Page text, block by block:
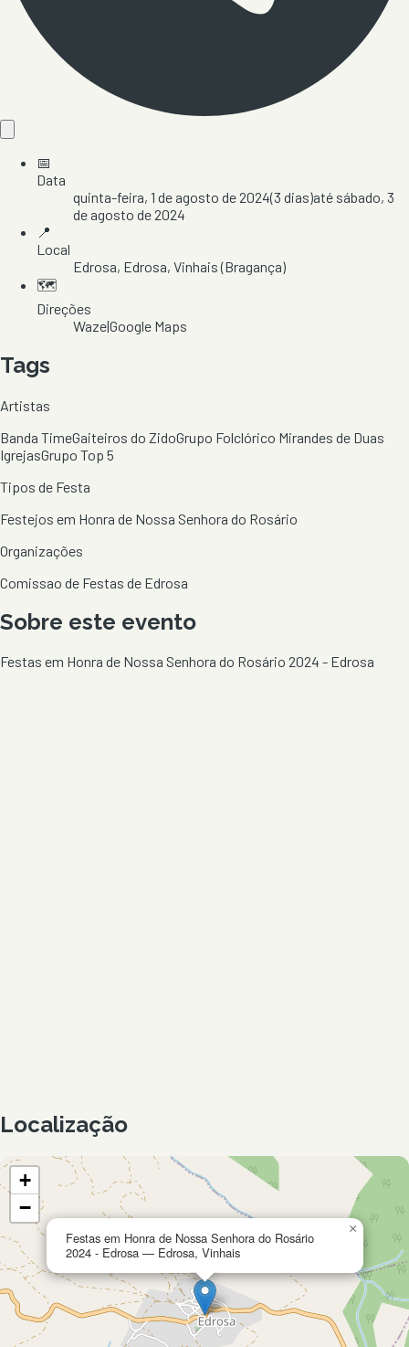
📅
Data
quinta-feira, 1 de agosto de 2024(3 dias)até sábado, 3
de agosto de 2024
📍
Local
Edrosa, Edrosa, Vinhais(Bragança)
🗺️
Direções
Waze|Google Maps
Tags
Artistas
Banda TimeGaiteiros do ZidoGrupo Folclórico Mirandes de Duas
IgrejasGrupo Top 5
Tipos de Festa
Festejos em Honra de Nossa Senhora do Rosário
Organizações
Comissao de Festas de Edrosa
Sobre este evento
Festas em Honra de Nossa Senhora do Rosário 2024 - Edrosa
Localização
Festas em Honra de Nossa Senhora do Rosário
2024 - Edrosa — Edrosa, Vinhais
×
+
−